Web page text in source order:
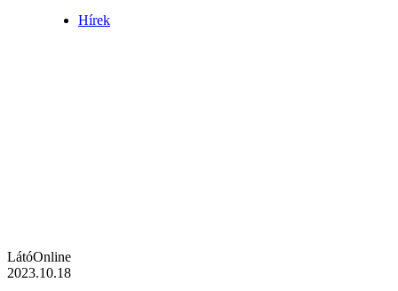
Hírek
LátóOnline
2023.10.18